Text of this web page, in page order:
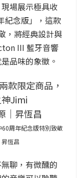
場展示極具收
念版」，這款
，將經典設計與
III 藍牙音響
品味的象徵。
周年紀念版特別致敬
恆昌
聊，有微醺的